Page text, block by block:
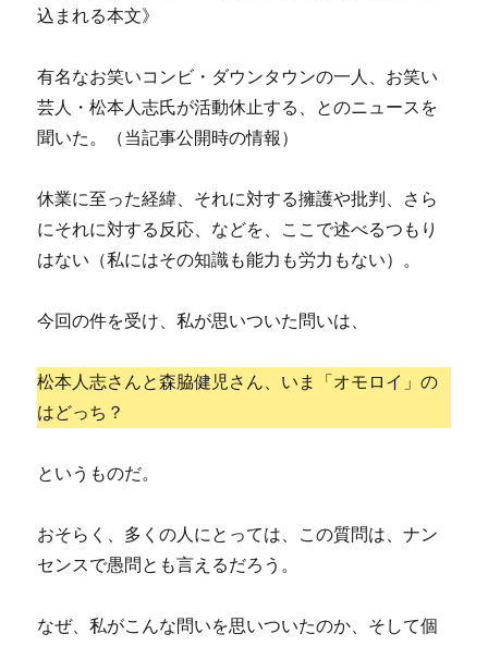
込まれる本文》
有名なお笑いコンビ・ダウンタウンの一人、お笑い
芸人・松本人志氏が活動休止する、とのニュースを
聞いた。（当記事公開時の情報）
休業に至った経緯、それに対する擁護や批判、さら
にそれに対する反応、などを、ここで述べるつもり
はない（私にはその知識も能力も労力もない）。
今回の件を受け、私が思いついた問いは、
松本人志さんと森脇健児さん、いま「オモロイ」の
はどっち？
というものだ。
おそらく、多くの人にとっては、この質問は、ナン
センスで愚問とも言えるだろう。
なぜ、私がこんな問いを思いついたのか、そして個